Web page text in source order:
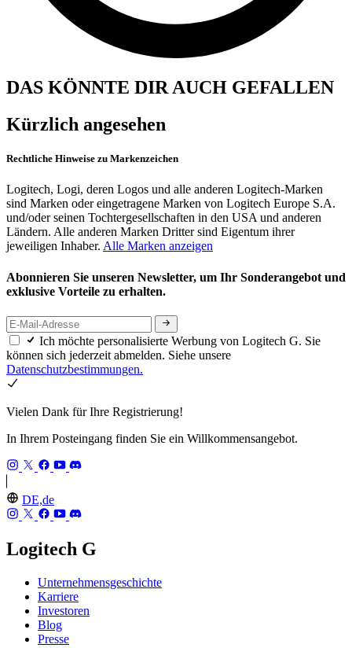
DAS KÖNNTE DIR AUCH GEFALLEN
Kürzlich angesehen
Rechtliche Hinweise zu Markenzeichen
Logitech, Logi, deren Logos und alle anderen Logitech-Marken
sind Marken oder eingetragene Marken von Logitech Europe S.A.
und/oder seinen Tochtergesellschaften in den USA und anderen
Ländern. Alle anderen Marken Dritter sind Eigentum ihrer
jeweiligen Inhaber. Alle Marken anzeigen
Abonnieren Sie unseren Newsletter, um Ihr Sonderangebot und
exklusive Vorteile zu erhalten.
Ich möchte personalisierte Werbung von Logitech G. Sie
können sich jederzeit abmelden. Siehe unsere
Datenschutzbestimmungen.
Vielen Dank für Ihre Registrierung!
In Ihrem Posteingang finden Sie ein Willkommensangebot.
DE,de
Logitech G
Unternehmensgeschichte
Karriere
Investoren
Blog
Presse